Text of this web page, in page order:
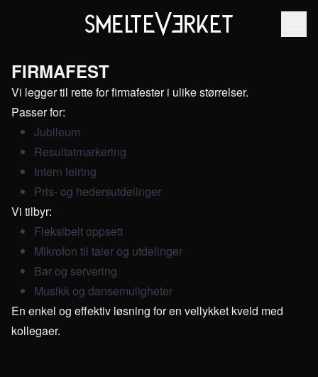
FIRMAFEST
Vi legger til rette for firmafester i ulike størrelser.
Passer for:
Jubileum
Resultatmarkering
Intern feiring
Pris- og hedersutdelinger
Vi tilbyr:
Fleksibelt oppsett
Mikrofon til taler og utdelinger
Bar og servering
Musikk og dansemuligheter
En enkel og effektiv løsning for en vellykket kveld med
kollegaer.